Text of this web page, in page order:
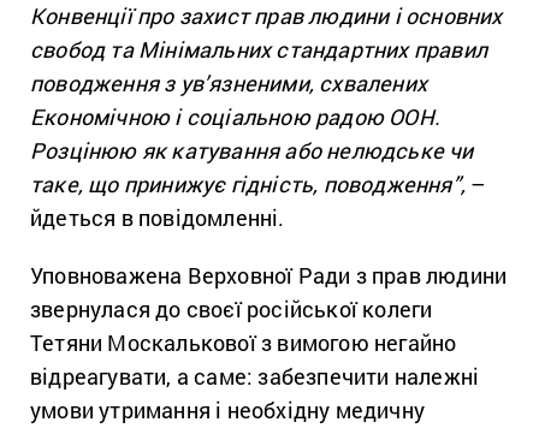
Конвенції про захист прав людини і основних
свобод та Мінімальних стандартних правил
поводження з ув’язненими, схвалених
Економічною і соціальною радою ООН.
Розцінюю як катування або нелюдське чи
таке, що принижує гідність, поводження”, –
йдеться в повідомленні.
Уповноважена Верховної Ради з прав людини
звернулася до своєї російської колеги
Тетяни Москалькової з вимогою негайно
відреагувати, а саме: забезпечити належні
умови утримання і необхідну медичну